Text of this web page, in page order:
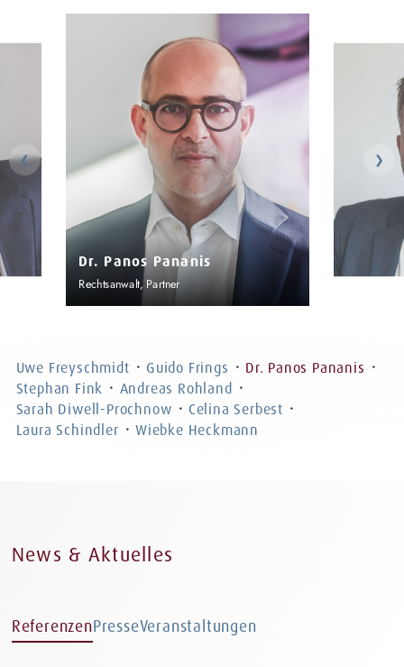
❮ ❯
Dr. Panos Pananis
Rechtsanwalt, Partner
Uwe Freyschmidt ・ Guido Frings ・ Dr. Panos Pananis ・
Stephan Fink ・ Andreas Rohland ・
Sarah Diwell-Prochnow ・ Celina Serbest ・
Laura Schindler ・ Wiebke Heckmann
News & Aktuelles
ReferenzenPresseVeranstaltungen